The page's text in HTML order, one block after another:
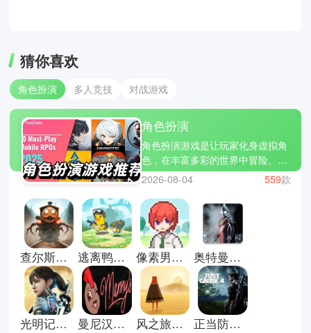
猜你喜欢
角色扮演 多人竞技 对战游戏
角色扮演
角色扮演游戏是让玩家化身虚拟角
色，在丰富多彩的世界中冒险、成
长和探索的游戏类型，例如最终幻
想、巫师3狂猎、原神等。你可以
通过完成任务、培养技能、收集装
备，与各种NPC互动或挑战强大敌
人，在游戏中书写属于自己的故
事。每一次冒险都是智力与操作的
双重考验，策略、战斗、剧情交
织，让你在虚拟世界中自由驰骋。
立即下载角色扮演游戏大全，开启
你的英雄旅程，感受属于你的奇幻
冒险！
2026-08-04 559款
查尔斯小火车游戏手机版 逃离鸭科夫正版 像素男友中文版 奥特曼格斗进化重生直装版
光明记忆无限手游 曼尼汉堡店手机版 风之旅人安卓版 正当防卫4游戏